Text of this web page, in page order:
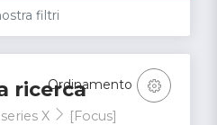
filtri
ricerca
X [Focus]
Ordinamento